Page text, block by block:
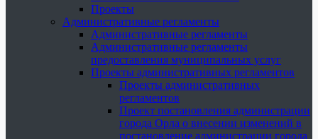
Проекты
Административные регламенты
Административные регламенты
Административные регламенты
предоставления муниципальных услуг
Проекты административных регламентов
Проекты административных
регламентов
Проект постановления администрации
города Орла о внесении изменений в
постановление администрации города